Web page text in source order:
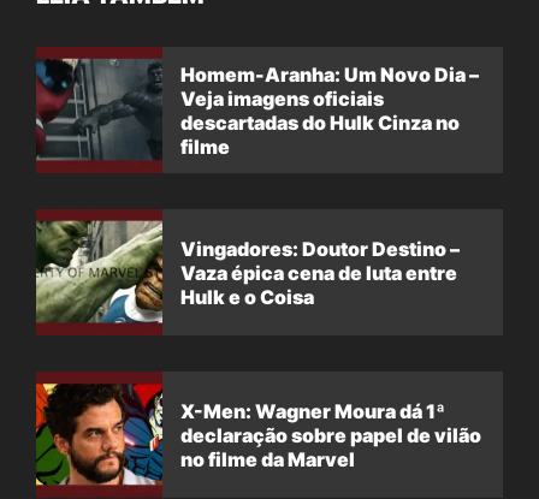
Homem-Aranha: Um Novo Dia –
Veja imagens oficiais
descartadas do Hulk Cinza no
filme
Vingadores: Doutor Destino –
Vaza épica cena de luta entre
Hulk e o Coisa
X-Men: Wagner Moura dá 1ª
declaração sobre papel de vilão
no filme da Marvel